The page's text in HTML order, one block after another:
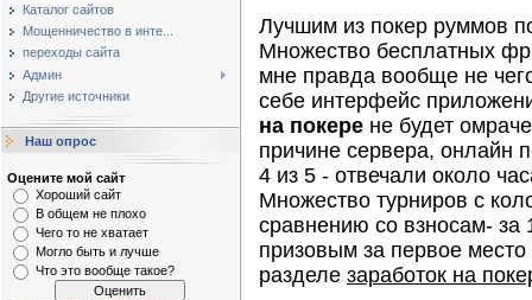
Каталог сайтов
Мощенничество в инте...
переходы сайта
Админ
Другие источники
Наш опрос
Оцените мой сайт
Хороший сайт
В общем не плохо
Чего то не хватает
Могло быть и лучше
Что это вообще такое?
Лучшим из покер руммов
Множество бесплатных
мне правда вообще не
себе интерфейс
на покере не будет
причине сервера, онлайн
4 из 5 - отвечали около
Множество турниров с
сравнению со взносам- за
призовым за первое
разделе заработок на